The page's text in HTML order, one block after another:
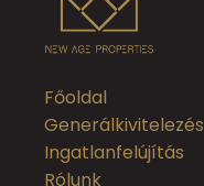
Főoldal
Generálkivitelezés
Ingatlanfelújítás
Rólunk